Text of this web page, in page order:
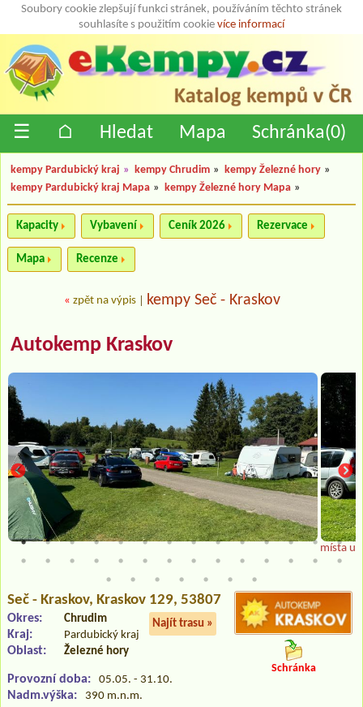
Soubory cookie zlepšují funkci stránek, používáním těchto stránek
souhlasíte s použitím cookie více informací
☰ ⌂ Hledat Mapa Schránka(0)
kempy Pardubický kraj » kempy Chrudim » kempy Železné hory »
kempy Pardubický kraj Mapa » kempy Železné hory Mapa »
Kapacity Vybavení Ceník 2026 Rezervace
Mapa Recenze
« zpět na výpis kempy Seč - Kraskov
Autokemp Kraskov
místa u
Seč - Kraskov, Kraskov 129, 53807
Najít trasu »
Okres: Chrudim
Kraj: Pardubický kraj
Oblast: Železné hory
Provozní doba: 05.05. - 31.10.
Nadm.výška: 390 m.n.m.
Schránka